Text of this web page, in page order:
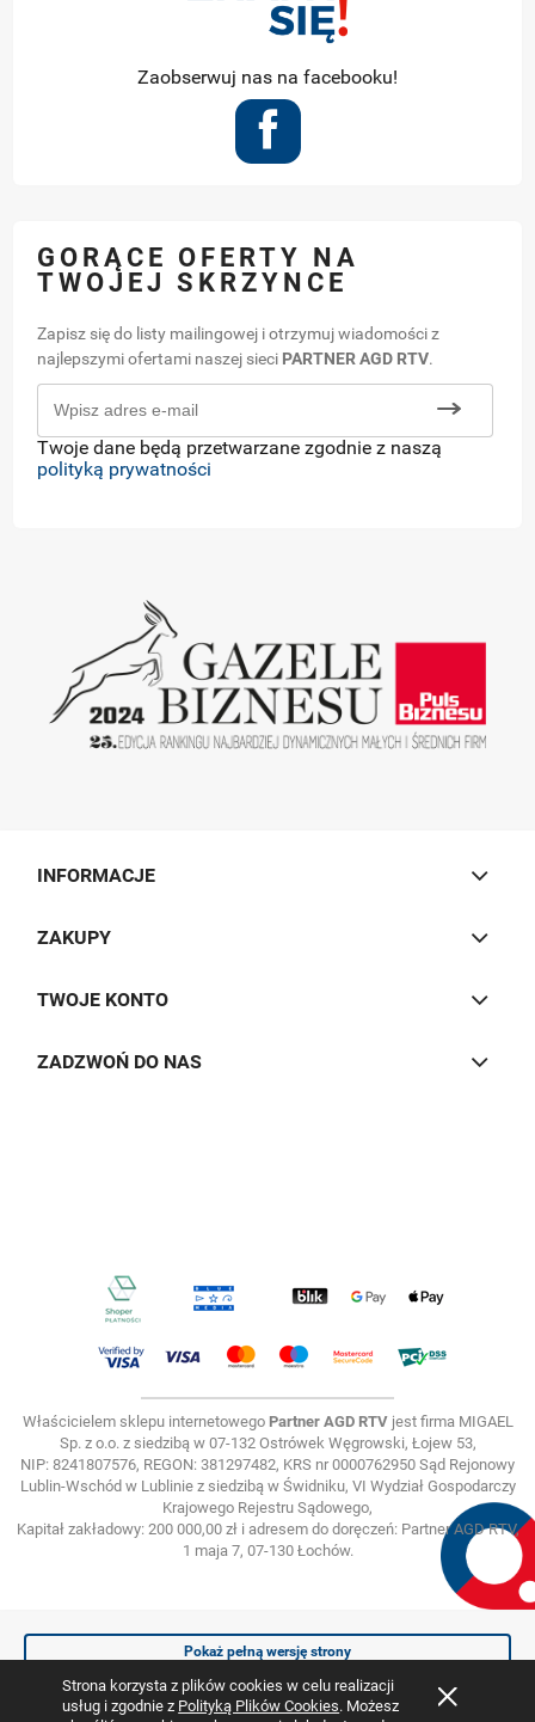
Strona korzysta z plików cookies w celu realizacji
usług i zgodnie z Polityką Plików Cookies. Możesz
Zaobserwuj nas na facebooku!
GORĄCE OFERTY NA
TWOJEJ SKRZYNCE
Zapisz się do listy mailingowej i otrzymuj wiadomości z
najlepszymi ofertami naszej sieci PARTNER AGD RTV.
Twoje dane będą przetwarzane zgodnie z naszą
polityką prywatności
INFORMACJE
ZAKUPY
TWOJE KONTO
ZADZWOŃ DO NAS
Właścicielem sklepu internetowego Partner AGD RTVjest firma MIGAEL
Sp. z o.o. z siedzibą w 07-132 Ostrówek Węgrowski, Łojew 53,
NIP: 8241807576, REGON: 381297482, KRS nr 0000762950 Sąd Rejonowy
Lublin-Wschód w Lublinie z siedzibą w Świdniku, VI Wydział Gospodarczy
Krajowego Rejestru Sądowego,
Kapitał zakładowy: 200 000,00 zł i adresem do doręczeń: Partner AGD RTV,
1 maja 7, 07-130 Łochów.
Pokaż pełną wersję strony